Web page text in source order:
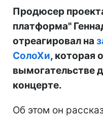
Продюсер
платформа"
отреагировал на
СолоХи, которая
вымогательстве
концерте.
Об этом он